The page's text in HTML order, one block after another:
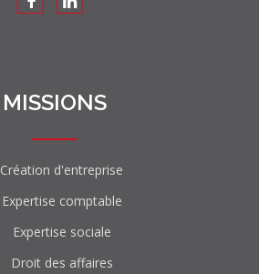
MISSIONS
Création d'entreprise
Expertise comptable
Expertise sociale
Droit des affaires